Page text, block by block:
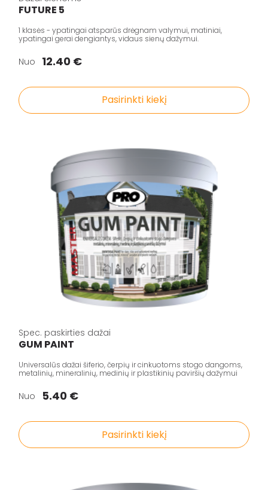
FUTURE 5
1 klasės - ypatingai atsparūs drėgnam valymui, matiniai,
ypatingai gerai dengiantys, vidaus sienų dažymui.
Nuo 12.40 €
Pasirinkti kiekį
Spec. paskirties dažai
GUM PAINT
Universalūs dažai šiferio, čerpių ir cinkuotoms stogo dangoms,
metalinių, mineralinių, medinių ir plastikinių paviršių dažymui
Nuo 5.40 €
Pasirinkti kiekį